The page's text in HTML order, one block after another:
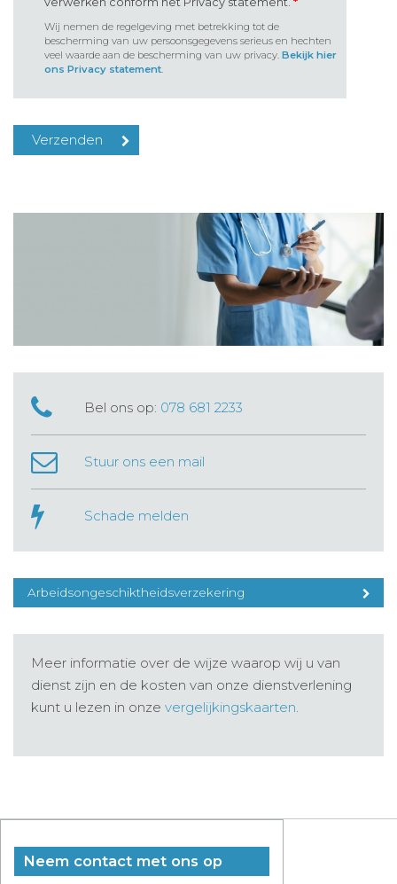
Wij nemen de regelgeving met betrekking tot de
bescherming van uw persoonsgegevens serieus en hechten
veel waarde aan de bescherming van uw privacy. Bekijk hier
ons Privacy statement.
Bel ons op: 078 681 2233
Stuur ons een mail
Schade melden
Arbeidsongeschiktheidsverzekering
Meer informatie over de wijze waarop wij u van
dienst zijn en de kosten van onze dienstverlening
kunt u lezen in onze vergelijkingskaarten.
Neem contact met ons op